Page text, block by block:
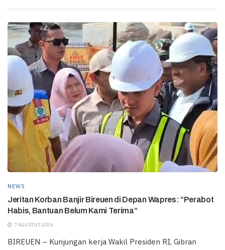
NEWS
Jeritan Korban Banjir Bireuen di Depan Wapres: “Perabot
Habis, Bantuan Belum Kami Terima”
7 AGUSTUS 2026
BIREUEN – Kunjungan kerja Wakil Presiden RI, Gibran